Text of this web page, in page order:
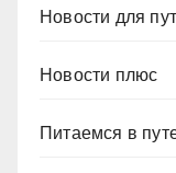
Новости для
Новости плюс
Питаемся в